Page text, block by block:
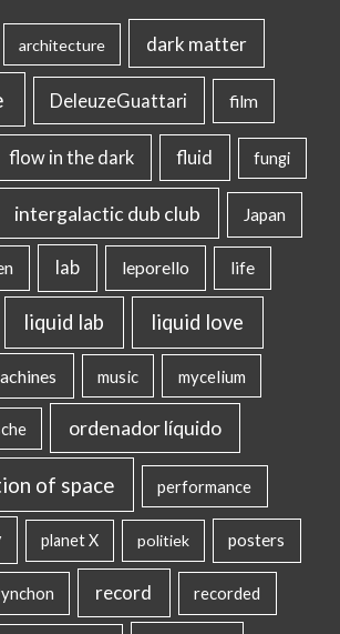
architecture dark matter
DeleuzeGuattari film
flow in the dark fluid fungi
intergalactic dub club Japan
lab leporello life
liquid lab liquid love
music mycelium
ordenador líquido
of space performance
planet X politiek posters
record recorded